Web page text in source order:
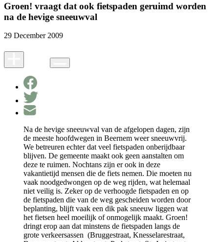
Groen! vraagt dat ook fietspaden geruimd worden
na de hevige sneeuwval
29 December 2009
Na de hevige sneeuwval van de afgelopen dagen, zijn
de meeste hoofdwegen in Beernem weer sneeuwvrij.
We betreuren echter dat veel fietspaden onberijdbaar
blijven. De gemeente maakt ook geen aanstalten om
deze te ruimen. Nochtans zijn er ook in deze
vakantietijd mensen die de fiets nemen. Die moeten nu
vaak noodgedwongen op de weg rijden, wat helemaal
niet veilig is. Zeker op de verhoogde fietspaden en op
de fietspaden die van de weg gescheiden worden door
beplanting, blijft vaak een dik pak sneeuw liggen wat
het fietsen heel moeilijk of onmogelijk maakt. Groen!
dringt erop aan dat minstens de fietspaden langs de
grote verkeersassen (Bruggestraat, Knesselarestraat,